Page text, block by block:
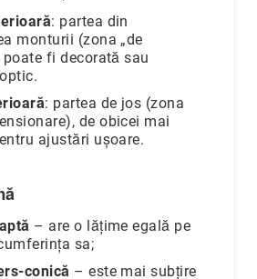
: partea din
monturii (zona „de
poate fi decorată sau
: partea de jos (zona
de obicei mai
ajustări ușoare.
– are o lățime egală pe
sa;
conică – este mai subțire